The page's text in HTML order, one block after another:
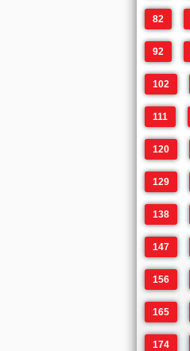
82
92
102
111
120
129
138
147
156
165
174